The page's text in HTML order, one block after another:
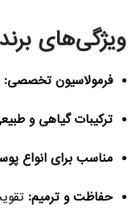
ویژگی‌های
فرمولاسیون تخصصی:
ترکیبات گیاهی و
مناسب برای انواع
حفاظت و ترمیم: